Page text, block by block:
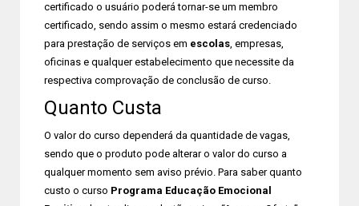
certificado o usuário poderá tornar-se um membro
certificado, sendo assim o mesmo estará credenciado
para prestação de serviços em escolas, empresas,
oficinas e qualquer estabelecimento que necessite da
respectiva comprovação de conclusão de curso.
Quanto Custa
O valor do curso dependerá da quantidade de vagas,
sendo que o produto pode alterar o valor do curso a
qualquer momento sem aviso prévio. Para saber quanto
custo o curso Programa Educação Emocional